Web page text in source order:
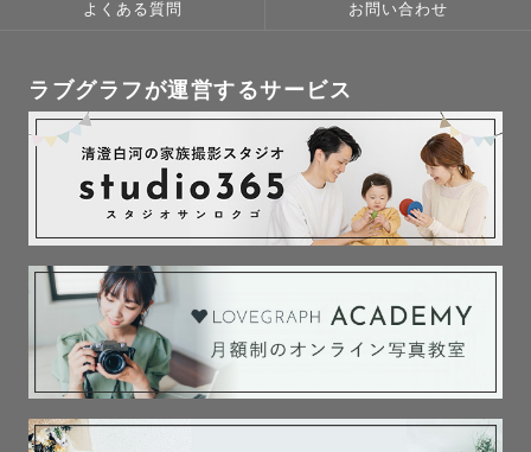
よくある質問 お問い合わせ
ラブグラフが運営するサービス